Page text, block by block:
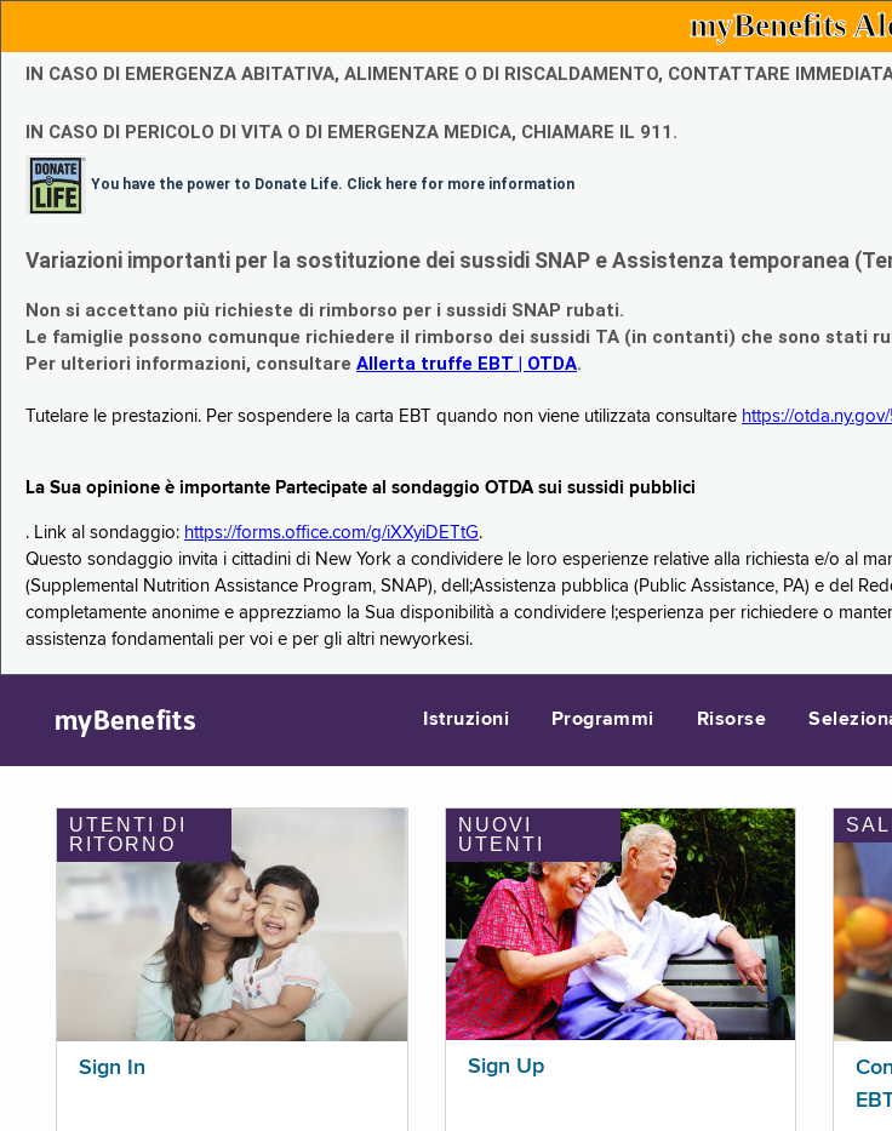
myBenefits
IN CASO DI EMERGENZA ABITATIVA, ALIMENTARE O DI RISCALDAMENTO, CONTATTARE
IN CASO DI PERICOLO DI VITA O DI EMERGENZA MEDICA, CHIAMARE IL 911.
You have the power to Donate Life. Click here for more information
Variazioni importanti per la sostituzione dei sussidi SNAP e Assistenza temporanea
Non si accettano più richieste di rimborso per i sussidi SNAP rubati.
Le famiglie possono comunque richiedere il rimborso dei sussidi TA (in contanti) che sono stati
Per ulteriori informazioni, consultare Allerta truffe EBT | OTDA.
Tutelare le prestazioni. Per sospendere la carta EBT quando non viene utilizzata consultare https://otda.ny.gov/
La Sua opinione è importante Partecipate al sondaggio OTDA sui sussidi pubblici
. Link al sondaggio: https://forms.office.com/g/iXXyiDETtG.
Questo sondaggio invita i cittadini di New York a condividere le loro esperienze relative alla richiesta e/o al
(Supplemental Nutrition Assistance Program, SNAP), dell;Assistenza pubblica (Public Assistance, PA) e del
completamente anonime e apprezziamo la Sua disponibilità a condividere l;esperienza per richiedere o
assistenza fondamentali per voi e per gli altri newyorkesi.
myBenefits Istruzioni Programmi Risorse
UTENTI DI
RITORNO
Sign In
NUOVI
UTENTI
Sign Up